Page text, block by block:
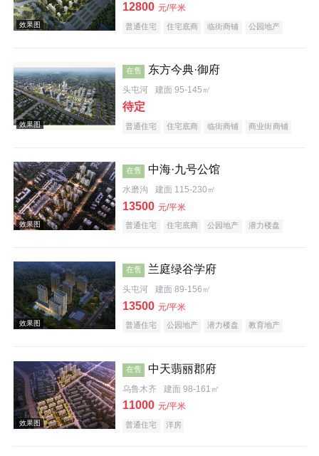
效果图
12800 元/平米
普通住宅 住宅底商 临街商铺
公园地产
效果图
在售 东方今典·御府
头屯河 建面 95-145㎡
待定
普通住宅 住宅底商 临街商铺
商业街商铺
在售 中海·九号公馆
水磨沟 建面 115-230㎡
13500 元/平米
普通住宅 住宅底商 公园地产 潜力楼盘
在售 兰庭绿谷学府
头屯河 建面 89-156㎡
13500 元/平米
普通住宅 公园地产 潜力楼盘 教育地产
在售 中天翡丽郡府
乌鲁木齐 建面 98-161㎡
11000 元/平米
普通住宅 洋房